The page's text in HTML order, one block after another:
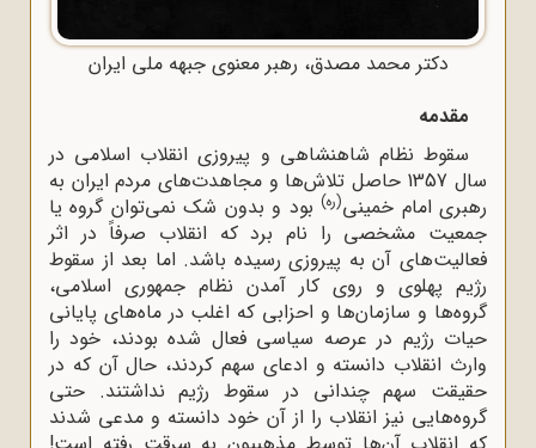
دکتر محمد مصدق، رهبر معنوی جبهه ملی ایران
مقدمه
سقوط نظام شاهنشاهی و پیروزی انقلاب اسلامی در
سال 1357 حاصل تلاش‌ها و مجاهدت‌های مردم ایران به
رهبری امام خمینی(ره) بود و بدون شک نمی‌توان گروه یا
جمعیت مشخصی را نام برد که انقلاب صرفاً در اثر
فعالیت‌های آن به پیروزی رسیده باشد. اما بعد از سقوط
رژیم پهلوی و روی کار آمدن نظام جمهوری اسلامی،
گروه‌ها و سازمان‌ها و احزابی که اغلب در ماه‌های پایانی
حیات رژیم در عرصه سیاسی فعال شده بودند، خود را
وارث انقلاب دانسته و ادعای سهم کردند، حال آن که در
حقیقت سهم چندانی در سقوط رژیم نداشتند. حتی
گروه‌هایی نیز انقلاب را از آن خود دانسته و مدعی شدند